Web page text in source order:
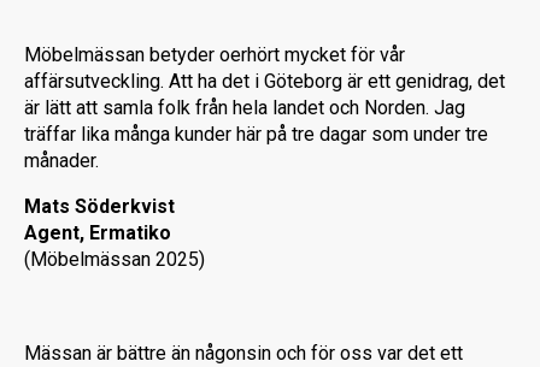
Möbelmässan betyder oerhört mycket för vår
affärsutveckling. Att ha det i Göteborg är ett genidrag, det
är lätt att samla folk från hela landet och Norden. Jag
träffar lika många kunder här på tre dagar som under tre
månader.
Mats Söderkvist
Agent, Ermatiko
(Möbelmässan 2025)
Mässan är bättre än någonsin och för oss var det ett